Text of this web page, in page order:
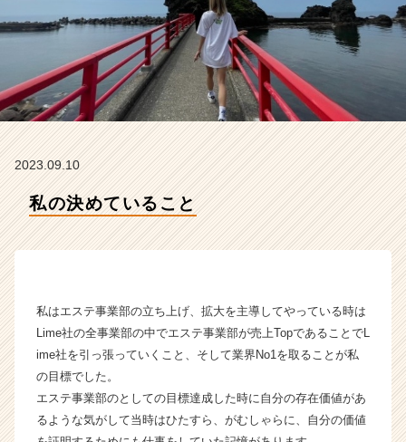
ン】
|
ベ
ン
チ
ャ
企
業
ら
ウ
ト
が
就
活
2023.09.10
私の決めていること
私はエステ事業部の立ち上げ、拡大を主導してやっている時は
Lime社の全事業部の中でエステ事業部が売上TopであることでL
ime社を引っ張っていくこと、そして業界No1を取ることが私
の目標でした。
エステ事業部のとしての目標達成した時に自分の存在価値があ
るような気がして当時はひたすら、がむしゃらに、自分の価値